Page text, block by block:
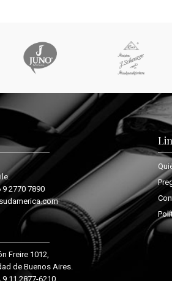
9 2770 7890
Freire 1012,
de Buenos Aires.
9 11 2877-6210